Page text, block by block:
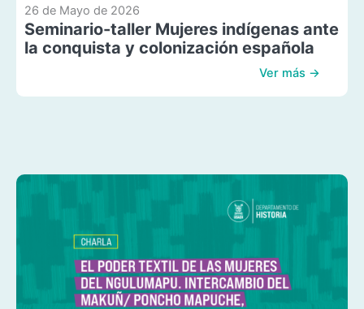
26 de Mayo de 2026
Seminario-taller Mujeres indígenas ante
la conquista y colonización española
Ver más →